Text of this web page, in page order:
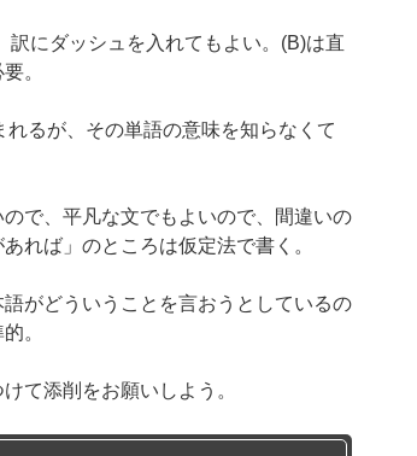
にダッシュを入れてもよい。(B)は直
。
るが、その単語の意味を知らなくて
で、平凡な文でもよいので、間違いの
れば」のところは仮定法で書く。
がどういうことを言おうとしているの
。
て添削をお願いしよう。